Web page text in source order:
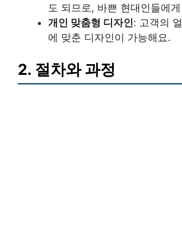
도 되므로, 바쁜 현대인들에
개인 맞춤형 디자인: 고객의
에 맞춘 디자인이 가능해요.
2. 절차와 과정